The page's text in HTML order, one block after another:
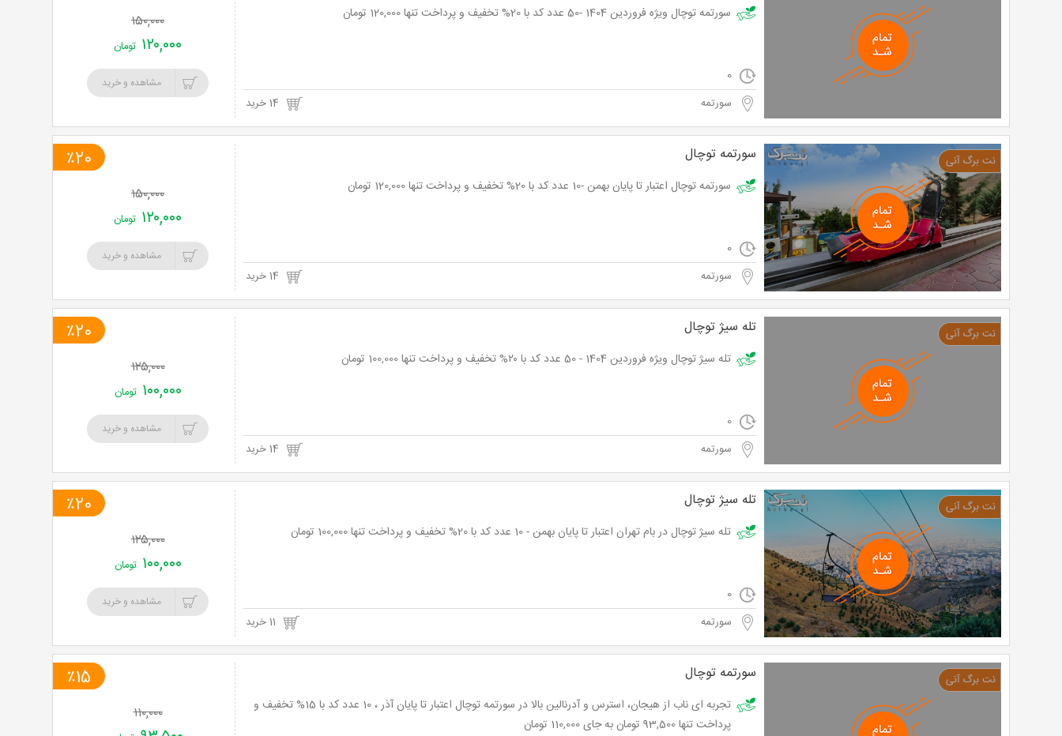
سورتمه توچال ویژه فروردین 1404 -50 عدد کد با 20% تخفیف و پرداخت تنها 120,000 تومان
0
سورتمه
۱۵۰,۰۰۰
۱۲۰,۰۰۰ تومان
مشاهده و خرید
سورتمه‌ توچال
سورتمه توچال اعتبار تا پایان بهمن -10 عدد کد با 20% تخفیف و پرداخت تنها 120,000 تومان
0
سورتمه
٪20
۱۵۰,۰۰۰
۱۲۰,۰۰۰ تومان
مشاهده و خرید
تله سیژ توچال
تله سیژ توچال ویژه فروردین 1404 - 50 عدد کد با ۲۰% تخفیف و پرداخت تنها 100,000 تومان
0
سورتمه
٪20
۱۲۵,۰۰۰
۱۰۰,۰۰۰ تومان
مشاهده و خرید
تله سیژ توچال
تله سیژ توچال در بام تهران اعتبار تا پایان بهمن - 10 عدد کد با 20% تخفیف و پرداخت تنها 100,000 تومان
0
سورتمه
٪20
۱۲۵,۰۰۰
۱۰۰,۰۰۰ تومان
مشاهده و خرید
سورتمه‌ توچال
تجربه ای ناب از هیجان، استرس و آدرنالین بالا در سورتمه توچال اعتبار تا پایان آذر ، 10 عدد کد با 15% تخفیف و
پرداخت تنها 93,500 تومان به جای 110,000 تومان
٪15
۱۱۰,۰۰۰